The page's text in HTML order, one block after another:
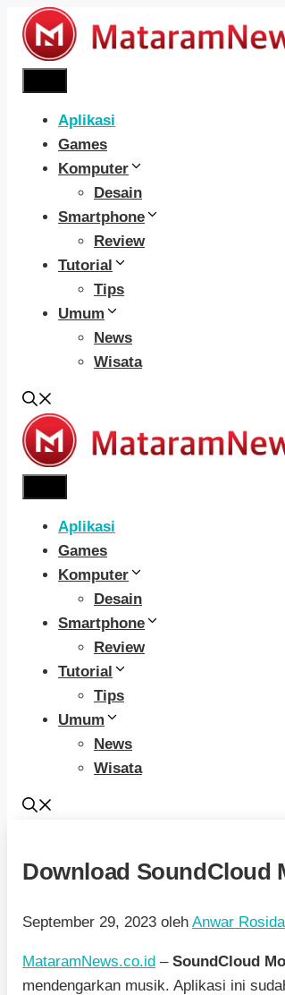
Langsung
Aplikasi
Games
Komputer
Desain
Smartphone
Review
Tutorial
Tips
Umum
News
Wisata
Aplikasi
Games
Komputer
Desain
Smartphone
Review
Tutorial
Tips
Umum
News
Wisata
Download SoundCloud
September 29, 2023 oleh Anwar Rosida
MataramNews.co.id – SoundCloud
mendengarkan musik. Aplikasi ini